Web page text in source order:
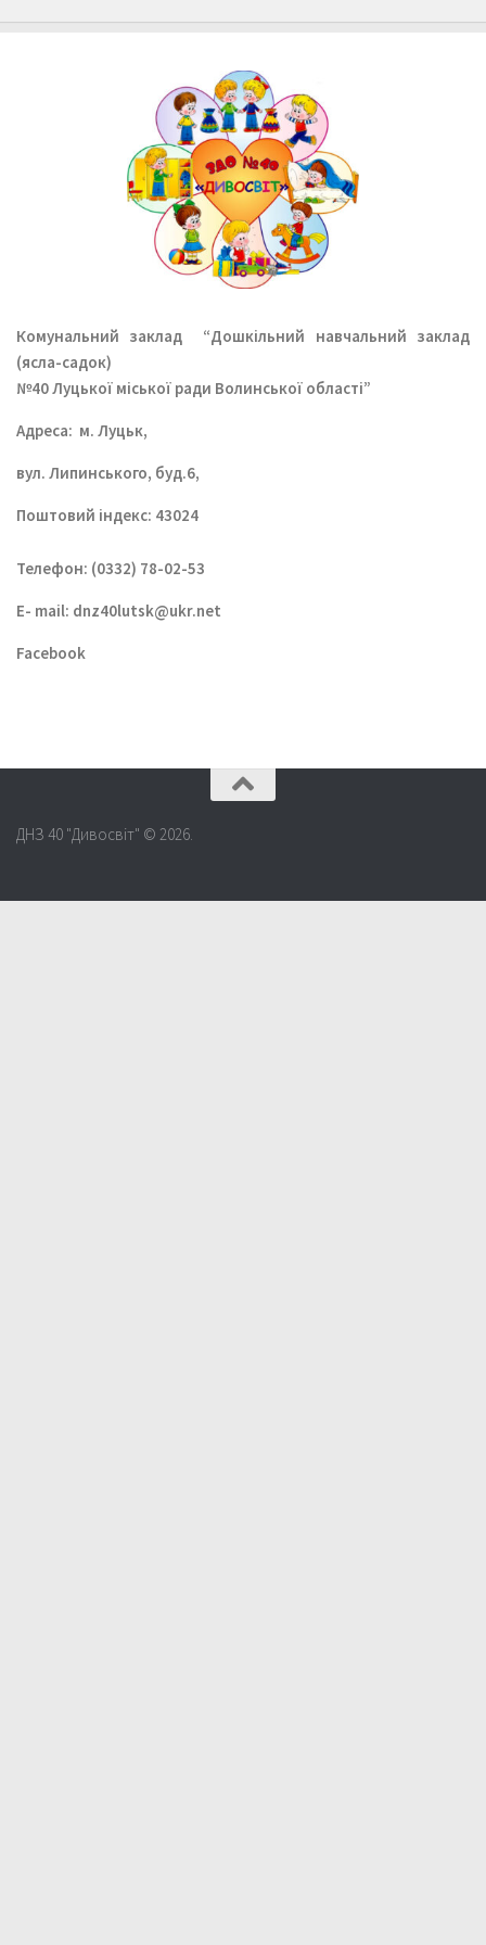
Комунальний заклад
“Дошкільний навчальний заклад
(ясла-садок)
№40 Луцької міської ради Волинської області”
Aдреса: м. Луцьк,
вул. Липинського, буд.6,
Поштовий індекс: 43024
Телефон: (0332) 78-02-53
E- mail: dnz40lutsk@ukr.net
Facebook
ДНЗ 40 "Дивосвіт" © 2026.